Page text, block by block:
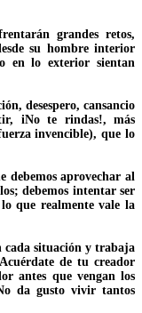
grandes retos,
su hombre interior
en lo exterior sientan
desespero, cansancio
iNo te rindas!, más
invencible), que lo
debemos aprovechar al
debemos intentar ser
que realmente vale la
cada situación y trabaja
de tu creador
antes que vengan los
da gusto vivir tantos